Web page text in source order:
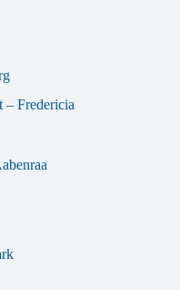
Fredericia